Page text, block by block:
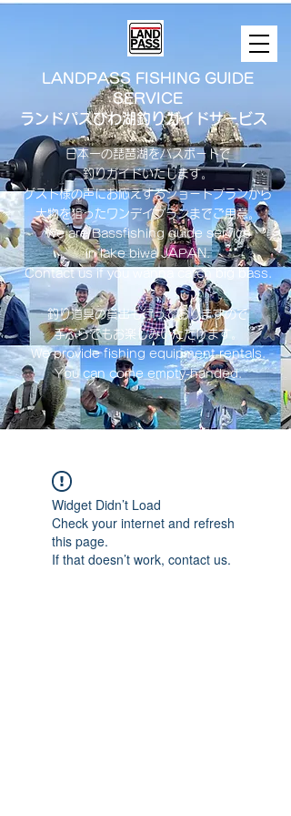
LANDPASS FISHING GUIDE
SERVICE
ランドパスびわ湖釣りガイドサービス
日本一の琵琶湖をバスボートで
釣りガイドいたします。
​ゲスト様の声にお応えするショートプランから
大物を狙ったワンデイプランまでご用意。
​We are Bassfishing guide service
in lake biwa ​JAPAN.
Contact us if you wanna catch big bass.
釣り道具の貸出も行っておりますので
手ぶらでもお楽しみいただけます。
We provide fishing equipment rentals.
You can come empty-handed.
Widget Didn’t Load
Check your internet and refresh
this page.
If that doesn’t work, contact us.